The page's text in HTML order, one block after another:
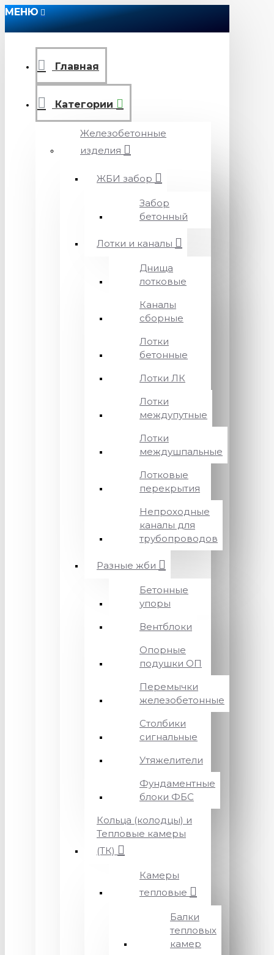
МЕНЮ
Главная
Категории
Железобетонные
изделия
ЖБИ забор
Забор
бетонный
Лотки и каналы
Днища
лотковые
Каналы
сборные
Лотки
бетонные
Лотки ЛК
Лотки
междупутные
Лотки
междушпальные
Лотковые
перекрытия
Непроходные
каналы для
трубопроводов
Разные жби
Бетонные
упоры
Вентблоки
Опорные
подушки ОП
Перемычки
железобетонные
Столбики
сигнальные
Утяжелители
Фундаментные
блоки ФБС
Кольца (колодцы) и
Тепловые камеры
(ТК)
Камеры
тепловые
Балки
тепловых
камер